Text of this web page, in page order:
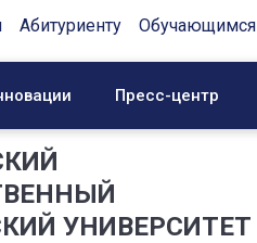
Абитуриенту Обучающимся
Пресс-центр
УНИВЕРСИТЕТ